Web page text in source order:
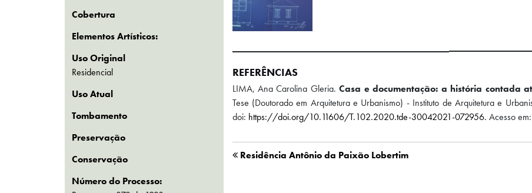
Cobertura
Elementos Artísticos:
Uso Original
Residencial
Uso Atual
Tombamento
Preservação
Conservação
Número do Processo:
REFERÊNCIAS
LIMA, Ana Carolina Gleria.Casa e documentação: a história contada
Tese (Doutorado em Arquitetura e Urbanismo) - Instituto de Arquitetura e
doi: https://doi.org/10.11606/T.102.2020.tde-30042021-072956. Acesso
Residência Antônio da Paixão Lobertim